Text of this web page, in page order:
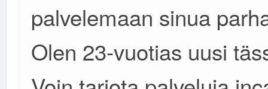
palvelemaan sinua
Olen 23-vuotias uusi